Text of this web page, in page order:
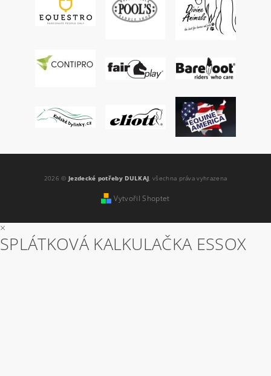
2026 © Jezdecké potřeby DULKAJ, všechna práva vyhrazena
Vytvořil Shoptet
×
SPLÁTKOVÁ KALKULAČKA ESSOX